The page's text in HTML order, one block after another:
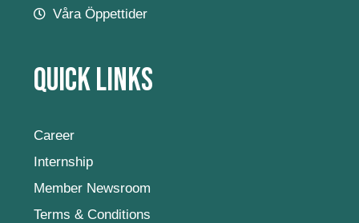
Våra Öppettider
Quick Links
Career
Internship
Member Newsroom
Terms & Conditions